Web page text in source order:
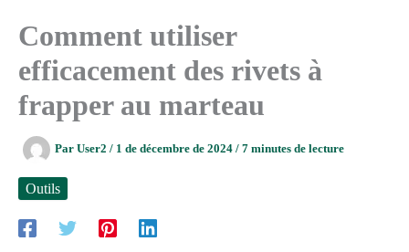
Comment utiliser
efficacement des rivets à
frapper au marteau
Par User2 / 1 de décembre de 2024 / 7 minutes de lecture
Outils